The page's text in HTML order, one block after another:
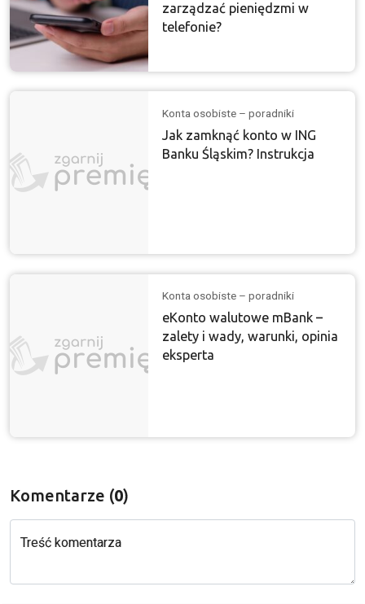
zarządzać pieniędzmi w
telefonie?
Konta osobiste – poradniki
Jak zamknąć konto w ING
Banku Śląskim? Instrukcja
Konta osobiste – poradniki
eKonto walutowe mBank –
zalety i wady, warunki, opinia
eksperta
Komentarze (0)
Treść komentarza